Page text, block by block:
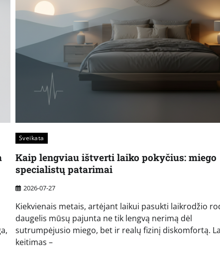
Sveikata
Kaip lengviau ištverti laiko pokyčius: miego
specialistų patarimai
2026-07-27
Kiekvienais metais, artėjant laikui pasukti laikrodžio
daugelis mūsų pajunta ne tik lengvą nerimą dėl
sutrumpėjusio miego, bet ir realų fizinį diskomfortą.
keitimas –